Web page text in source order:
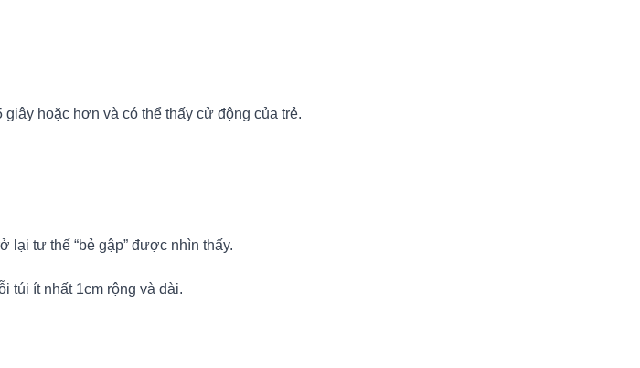
hoặc hơn và có thể thấy cử động của trẻ.
tư thế “bẻ gập” được nhìn thấy.
túi ít nhất 1cm rộng và dài.